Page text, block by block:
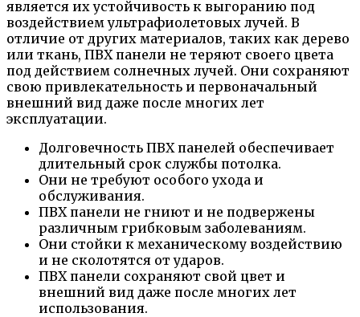
является их устойчивость к выгоранию под
воздействием ультрафиолетовых лучей. В
отличие от других материалов, таких как дерево
или ткань, ПВХ панели не теряют своего цвета
под действием солнечных лучей. Они сохраняют
свою привлекательность и первоначальный
внешний вид даже после многих лет
эксплуатации.
Долговечность ПВХ панелей обеспечивает
длительный срок службы потолка.
Они не требуют особого ухода и
обслуживания.
ПВХ панели не гниют и не подвержены
различным грибковым заболеваниям.
Они стойки к механическому воздействию
и не сколотятся от ударов.
ПВХ панели сохраняют свой цвет и
внешний вид даже после многих лет
использования.